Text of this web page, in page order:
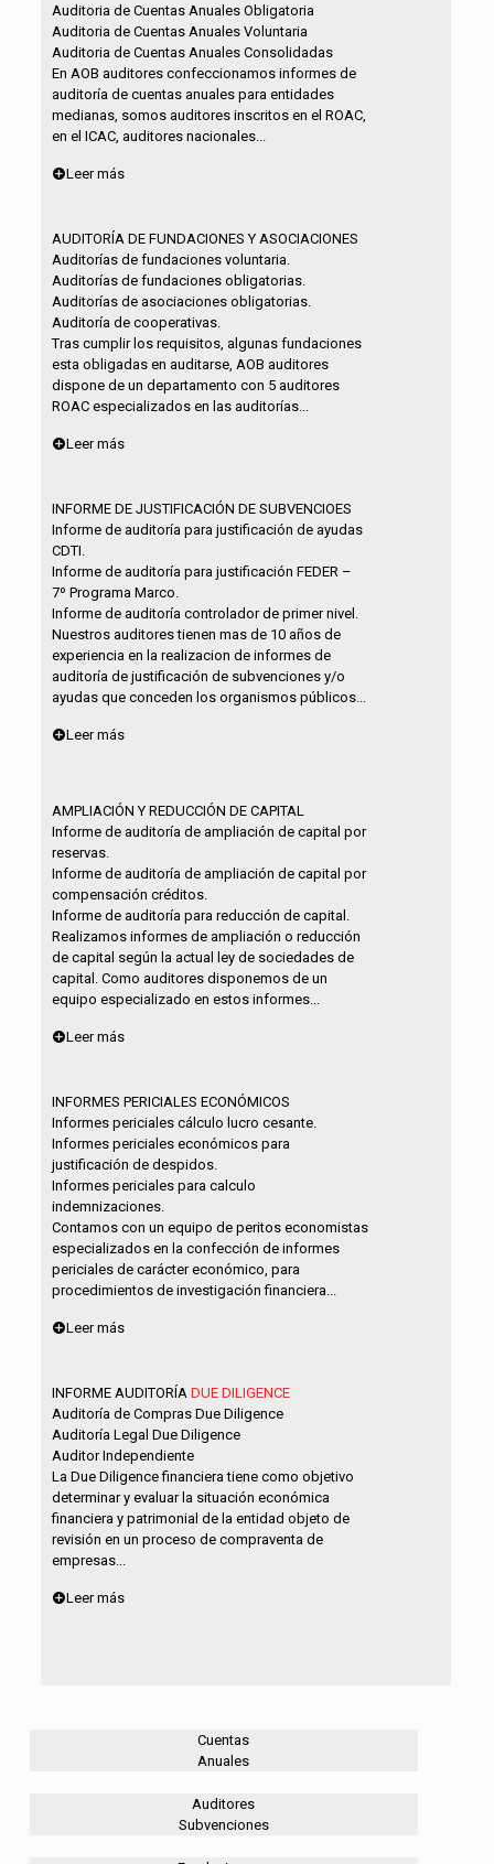
Auditoria de Cuentas Anuales Obligatoria
Auditoria de Cuentas Anuales Voluntaria
Auditoria de Cuentas Anuales Consolidadas
En AOB auditores confeccionamos informes de
auditoría de cuentas anuales para entidades
medianas, somos auditores inscritos en el ROAC,
en el ICAC, auditores nacionales...
Leer más
AUDITORÍA DE FUNDACIONES Y ASOCIACIONES
Auditorías de fundaciones voluntaria.
Auditorías de fundaciones obligatorias.
Auditorías de asociaciones obligatorias.
Auditoría de cooperativas.
Tras cumplir los requisitos, algunas fundaciones
esta obligadas en auditarse, AOB auditores
dispone de un departamento con 5 auditores
ROAC especializados en las auditorías...
Leer más
INFORME DE JUSTIFICACIÓN DE SUBVENCIOES
Informe de auditoría para justificación de ayudas
CDTI.
Informe de auditoría para justificación FEDER –
7º Programa Marco.
Informe de auditoría controlador de primer nivel.
Nuestros auditores tienen mas de 10 años de
experiencia en la realizacion de informes de
auditoría de justificación de subvenciones y/o
ayudas que conceden los organismos públicos...
Leer más
AMPLIACIÓN Y REDUCCIÓN DE CAPITAL
Informe de auditoría de ampliación de capital por
reservas.
Informe de auditoría de ampliación de capital por
compensación créditos.
Informe de auditoría para reducción de capital.
Realizamos informes de ampliación o reducción
de capital según la actual ley de sociedades de
capital. Como auditores disponemos de un
equipo especializado en estos informes...
Leer más
INFORMES PERICIALES ECONÓMICOS
Informes periciales cálculo lucro cesante.
Informes periciales económicos para
justificación de despidos.
Informes periciales para calculo
indemnizaciones.
Contamos con un equipo de peritos economistas
especializados en la confección de informes
periciales de carácter económico, para
procedimientos de investigación financiera...
Leer más
INFORME AUDITORÍA DUE DILIGENCE
Auditoría de Compras Due Diligence
Auditoría Legal Due Diligence
Auditor Independiente
La Due Diligence financiera tiene como objetivo
determinar y evaluar la situación económica
financiera y patrimonial de la entidad objeto de
revisión en un proceso de compraventa de
empresas...
Leer más
Cuentas
Anuales
Auditores
Subvenciones